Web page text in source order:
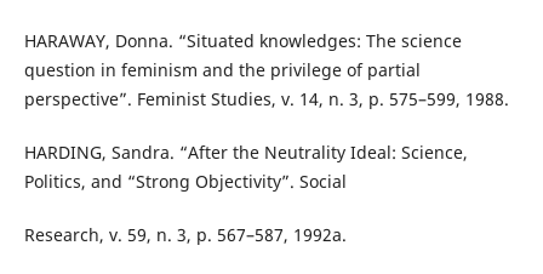
HARAWAY, Donna. “Situated knowledges: The science
question in feminism and the privilege of partial
perspective”. Feminist Studies, v. 14, n. 3, p. 575–599, 1988.
HARDING, Sandra. “After the Neutrality Ideal: Science,
Politics, and “Strong Objectivity”. Social
Research, v. 59, n. 3, p. 567–587, 1992a.